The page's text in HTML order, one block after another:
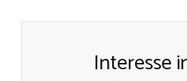
Interesse